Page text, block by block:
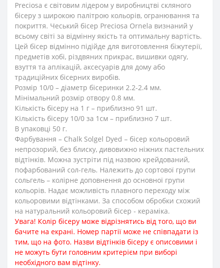
Preciosa є світовим лідером у виробництві скляного
бісеру з широкою палітрою кольорів, огранювання та
покриття. Чеський бісер Preciosa Ornela визнаний у
всьому світі за відмінну якість та оптимальну вартість.
Цей бісер відмінно підійде для виготовлення біжутерії,
предметів хобі, різдвяних прикрас, вишивки одягу,
взуття та аплікацій, аксесуарів для дому або
традиційних бісерних виробів.
Розмір 10/0 – діаметр бісеринки 2.2-2.4 мм.
Мінімальний розмір отвору 0.8 мм.
Кількість бісеру на 1 г – приблизно 91 шт.
Кількість бісеру 10/0 за 1см – приблизно 7 шт.
В упаковці 50 г.
Фарбування – Chalk Solgel Dyed – бісер кольоровий
непрозорий, без блиску, дивовижно ніжних пастельних
відтінків. Можна зустріти під назвою крейдований,
пофарбований сол-гель. Належить до сортової групи
сольгель – колірне доповнення до основної групи
кольорів. Надає можливість плавного переходу між
кольоровими відтінками. За способом обробки схожий
на натуральний кольоровий бісер - кераміка.
Увага! Колір бісеру може відрізнятись від того, що ви
бачите на екрані. Номер партії може не співпадати із
тим, що на фото. Назви відтінків бісеру є описовими і
не можуть бути головним критерієм при виборі
необхідного вам відтінку.